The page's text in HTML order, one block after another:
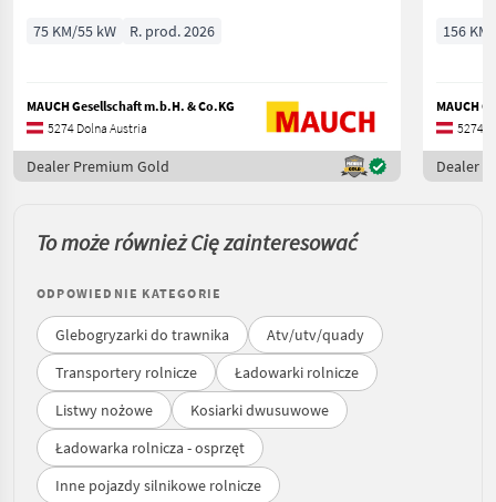
75 KM/55 kW R. prod. 2026
MAUCH Gesellschaft m.b.H. & Co.KG
5274 Dolna Austria
Dealer Premium Gold
156
MAUCH
5274
Dealer
To może również Cię zainteresować
ODPOWIEDNIE KATEGORIE
Glebogryzarki do trawnika
Atv/utv/quady
Transportery rolnicze
Ładowarki rolnicze
Listwy nożowe
Kosiarki dwusuwowe
Ładowarka rolnicza - osprzęt
Inne pojazdy silnikowe rolnicze